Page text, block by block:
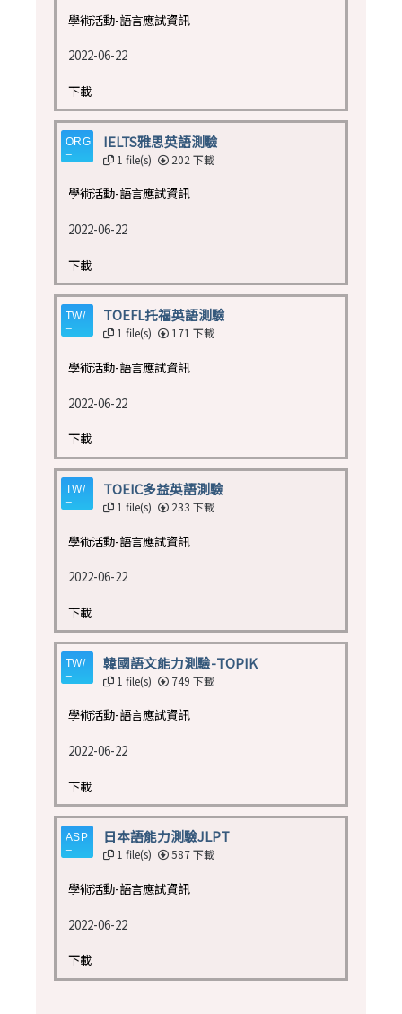
學術活動-語言應試資訊
2022-06-22
下載
IELTS雅思英語測驗
1 file(s) 202 下載
學術活動-語言應試資訊
2022-06-22
下載
TOEFL托福英語測驗
1 file(s) 171 下載
學術活動-語言應試資訊
2022-06-22
下載
TOEIC多益英語測驗
1 file(s) 233 下載
學術活動-語言應試資訊
2022-06-22
下載
韓國語文能力測驗-TOPIK
1 file(s) 749 下載
學術活動-語言應試資訊
2022-06-22
下載
日本語能力測驗JLPT
1 file(s) 587 下載
學術活動-語言應試資訊
2022-06-22
下載